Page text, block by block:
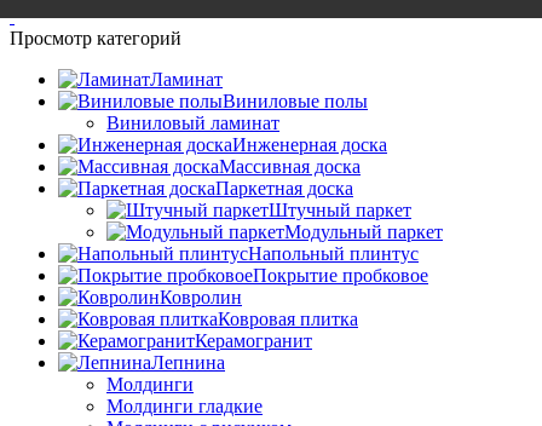
Просмотр категорий
Ламинат
Виниловые полы
Виниловый ламинат
Инженерная доска
Массивная доска
Паркетная доска
Штучный паркет
Модульный паркет
Напольный плинтус
Покрытие пробковое
Ковролин
Ковровая плитка
Керамогранит
Лепнина
Молдинги
Молдинги гладкие